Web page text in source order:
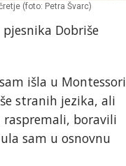
(foto: Petra Švarc)
Dobriše
išla u Montessori
stranih jezika, ali
raspremali, boravili
sam u osnovnu